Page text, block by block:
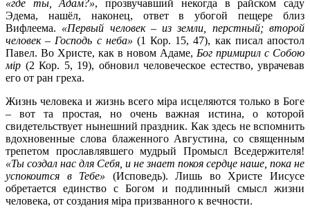
«где ты, Адам?», прозвучавший некогда в райском саду
Эдема, нашёл, наконец, ответ в убогой пещере близ
Вифлеема. «Первый человек – из земли, перстный; второй
человек – Господь с неба» (1 Кор. 15, 47), как писал апостол
Павел. Во Христе, как в новом Адаме, Бог примирил с Собою
мiр (2 Кор. 5, 19), обновил человеческое естество, уврачевав
его от ран греха.
Жизнь человека и жизнь всего мiра исцеляются только в Боге
– вот та простая, но очень важная истина, о которой
свидетельствует нынешний праздник. Как здесь не вспомнить
вдохновенные слова блаженного Августина, со священным
трепетом прославлявшего мудрый Промысл Вседержителя!
«Ты создал нас для Себя, и не знает покоя сердце наше, пока не
успокоится в Тебе» (Исповедь). Лишь во Христе Иисусе
обретается единство с Богом и подлинный смысл жизни
человека, от создания мiра призванного к вечности.